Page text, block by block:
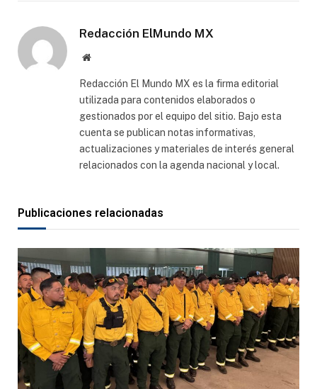
Redacción ElMundo MX
Sitio
Redacción El Mundo MX es la firma editorial
utilizada para contenidos elaborados o
gestionados por el equipo del sitio. Bajo esta
cuenta se publican notas informativas,
actualizaciones y materiales de interés general
relacionados con la agenda nacional y local.
Publicaciones relacionadas